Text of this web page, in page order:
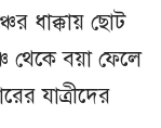
ধাক্কায় ছোট
থেকে বয়া ফেলে
যাত্রীদের